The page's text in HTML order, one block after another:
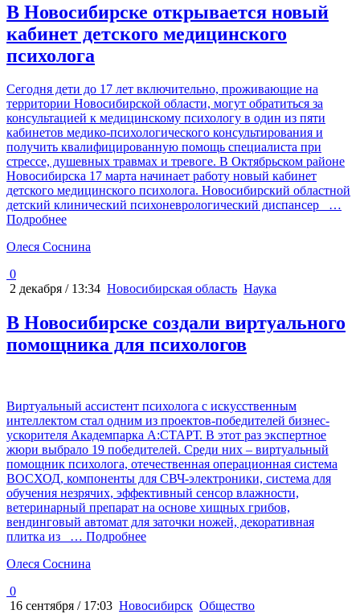
В Новосибирске открывается новый
кабинет детского медицинского
психолога
Сегодня дети до 17 лет включительно, проживающие на
территории Новосибирской области, могут обратиться за
консультацией к медицинскому психологу в один из пяти
кабинетов медико-психологического консультирования и
получить квалифицированную помощь специалиста при
стрессе, душевных травмах и тревоге. В Октябрьском районе
Новосибирска 17 марта начинает работу новый кабинет
детского медицинского психолога. Новосибирский областной
детский клинический психоневрологический диспансер
…
Подробнее
Олеся Соснина
0
2 декабря / 13:34 Новосибирская область Наука
В Новосибирске создали виртуального
помощника для психологов
Виртуальный ассистент психолога с искусственным
интеллектом стал одним из проектов-победителей бизнес-
ускорителя Академпарка А:СТАРТ. В этот раз экспертное
жюри выбрало 19 победителей. Среди них – виртуальный
помощник психолога, отечественная операционная система
ВОСХОД, компоненты для СВЧ-электроники, система для
обучения незрячих, эффективный сенсор влажности,
ветеринарный препарат на основе хищных грибов,
вендинговый автомат для заточки ножей, декоративная
плитка из
… Подробнее
Олеся Соснина
0
16 сентября / 17:03 Новосибирск Общество